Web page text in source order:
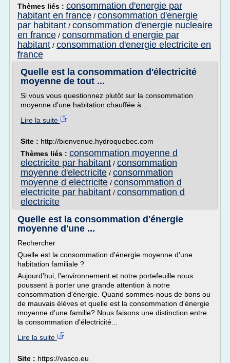
Thèmes liés : consommation d'energie par
habitant en france / consommation d'energie
par habitant / consommation d'energie nucleaire
en france / consommation d energie par
habitant / consommation d'energie electricite en
france
Quelle est la consommation d'électricité
moyenne de tout ...
Si vous vous questionnez plutôt sur la consommation
moyenne d'une habitation chauffée à...
Lire la suite
Site : http://bienvenue.hydroquebec.com
Thèmes liés : consommation moyenne d
electricite par habitant / consommation
moyenne d'electricite / consommation
moyenne d electricite / consommation d
electricite par habitant / consommation d
electricite
Quelle est la consommation d'énergie
moyenne d'une ...
Rechercher
Quelle est la consommation d'énergie moyenne d'une
habitation familiale ?
Aujourd'hui, l'environnement et notre portefeuille nous
poussent à porter une grande attention à notre
consommation d'énergie. Quand sommes-nous de bons ou
de mauvais élèves et quelle est la consommation d'énergie
moyenne d'une famille? Nous faisons une distinction entre
la consommation d'électricité...
Lire la suite
Site : https://vasco.eu